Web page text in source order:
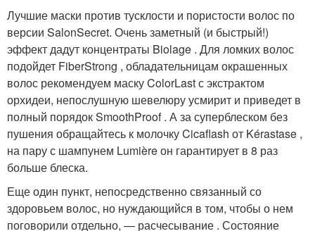
Лучшие маски против тусклости и пористости волос по
версии SalonSecret. Очень заметный (и быстрый!)
эффект дадут концентраты Biolage . Для ломких волос
подойдет FiberStrong , обладательницам окрашенных
волос рекомендуем маску ColorLast с экстрактом
орхидеи, непослушную шевелюру усмирит и приведет в
полный порядок SmoothProof . А за суперблеском без
пушения обращайтесь к молочку Cicaflash от Kérastase ,
на пару с шампунем Lumière он гарантирует в 8 раз
больше блеска.
Еще один пункт, непосредственно связанный со
здоровьем волос, но нуждающийся в том, чтобы о нем
поговорили отдельно, — расчесывание . Состояние